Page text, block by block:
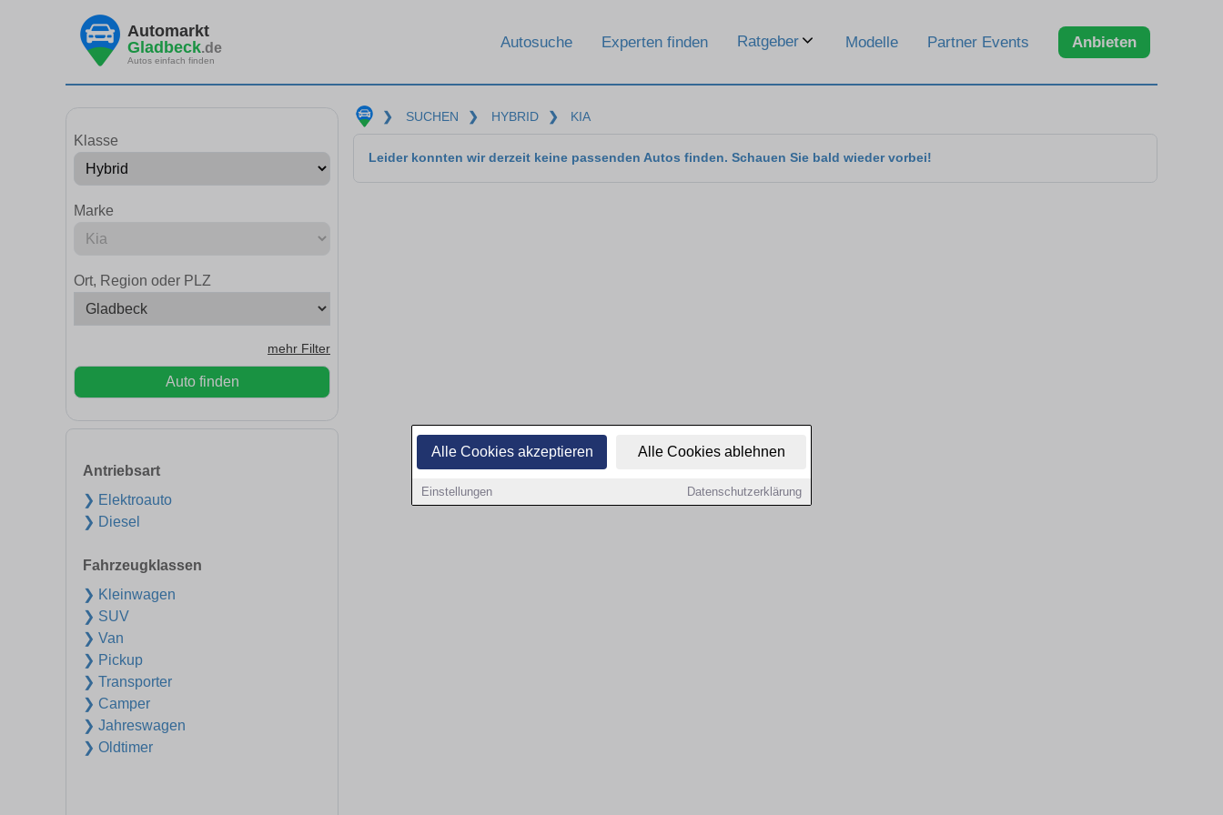
Alle Cookies akzeptieren Alle Cookies ablehnen
Einstellungen Datenschutzerklärung
Automarkt
Gladbeck.de
Autos einfach finden
Autosuche Experten finden Ratgeber Modelle Partner Events Anbieten
Klasse
Marke
Ort, Region oder PLZ
mehr Filter
Auto finden
Antriebsart
❯ Elektroauto
❯ Diesel
Fahrzeugklassen
❯ Kleinwagen
❯ SUV
❯ Van
❯ Pickup
❯ Transporter
❯ Camper
❯ Jahreswagen
❯ Oldtimer
❯ SUCHEN ❯ HYBRID ❯ KIA
Leider konnten wir derzeit keine passenden Autos finden. Schauen Sie bald wieder vorbei!